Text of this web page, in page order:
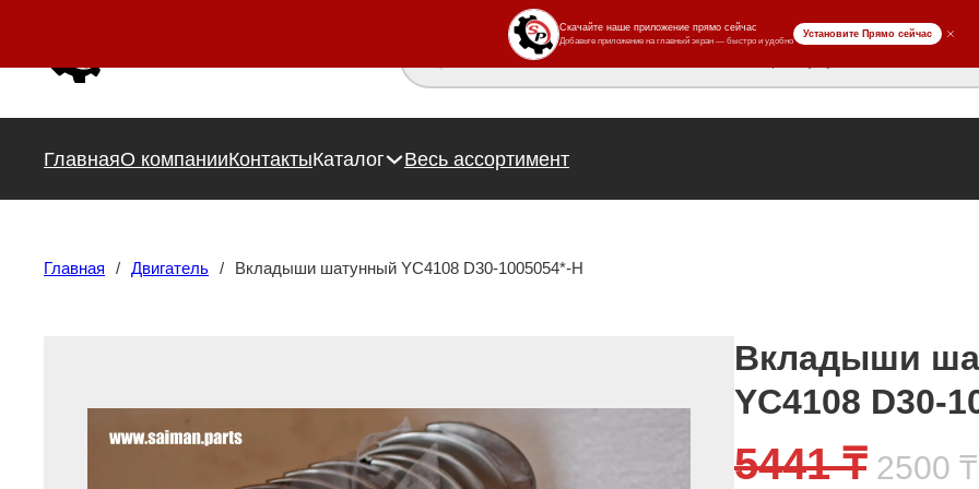
Поиск товаров
ГлавнаяО компанииКонтактыКаталог Весь ассортимент
Главная / Двигатель / Вкладыши шатунный YC4108 D30-1005054*-H
Вкладыши
YC4108 D30-
5441₸ 2500 ₸